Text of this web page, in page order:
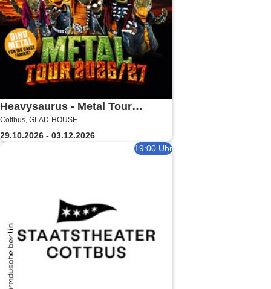
Heavysaurus - Metal Tour
2026/27
Cottbus, GLAD-HOUSE
29.10.2026 - 03.12.2026
19:00 Uhr